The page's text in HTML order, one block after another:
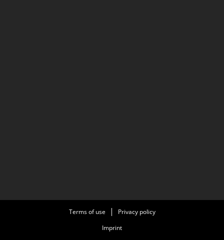
Terms of use
Privacy policy
Imprint